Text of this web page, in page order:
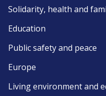
Solidarity, health and
Education
Public safety and peace
Europe
Living environment and